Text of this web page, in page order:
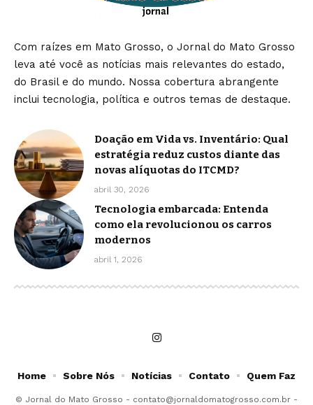
Com raízes em Mato Grosso, o Jornal do Mato Grosso
leva até você as notícias mais relevantes do estado,
do Brasil e do mundo. Nossa cobertura abrangente
inclui tecnologia, política e outros temas de destaque.
Doação em Vida vs. Inventário: Qual
estratégia reduz custos diante das
novas alíquotas do ITCMD?
abril 30, 2026
Tecnologia embarcada: Entenda
como ela revolucionou os carros
modernos
abril 1, 2026
© Jornal do Mato Grosso - contato@jornaldomatogrosso.com.br -
Home Sobre Nós Notícias Contato Quem Faz